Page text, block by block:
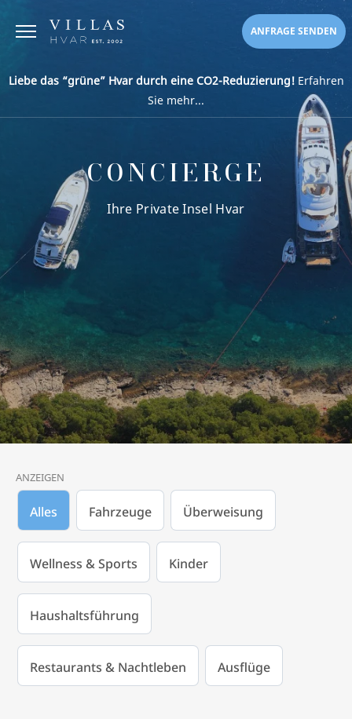
ANFRAGE SENDEN
Liebe das “grüne” Hvar durch eine CO2-Reduzierung!Erfahren
Sie mehr...
CONCIERGE
Ihre Private Insel Hvar
ANZEIGEN
Alles Fahrzeuge Überweisung
Wellness & Sports Kinder
Haushaltsführung
Restaurants & Nachtleben Ausflüge